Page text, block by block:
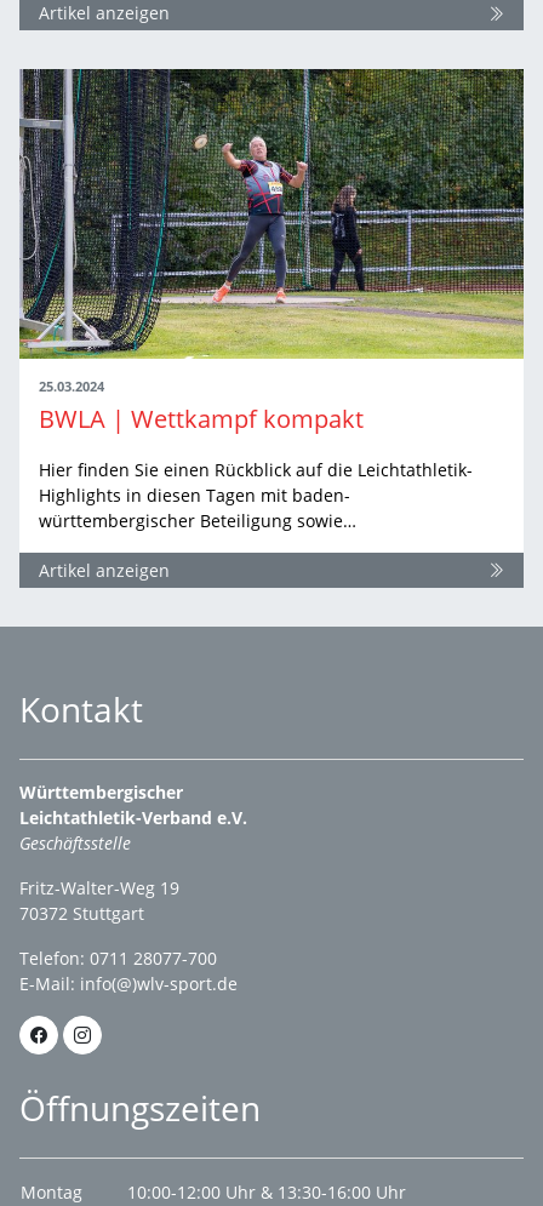
Artikel anzeigen
25.03.2024
BWLA | Wettkampf kompakt
Hier finden Sie einen Rückblick auf die Leichtathletik-
Highlights in diesen Tagen mit baden-
württembergischer Beteiligung sowie…
Artikel anzeigen
Kontakt
Württembergischer
Leichtathletik-Verband e.V.
Geschäftsstelle
Fritz-Walter-Weg 19
70372 Stuttgart
Telefon: 0711 28077-700
E-Mail: info(@)wlv-sport.de
Öffnungszeiten
Montag 10:00-12:00 Uhr & 13:30-16:00 Uhr